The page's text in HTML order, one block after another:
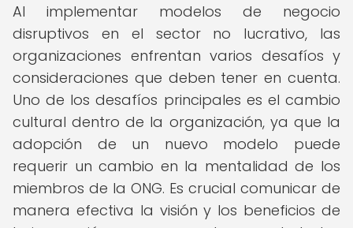
Al implementar modelos de negocio
disruptivos en el sector no lucrativo, las
organizaciones enfrentan varios desafíos y
consideraciones que deben tener en cuenta.
Uno de los desafíos principales es el cambio
cultural dentro de la organización, ya que la
adopción de un nuevo modelo puede
requerir un cambio en la mentalidad de los
miembros de la ONG. Es crucial comunicar de
manera efectiva la visión y los beneficios de